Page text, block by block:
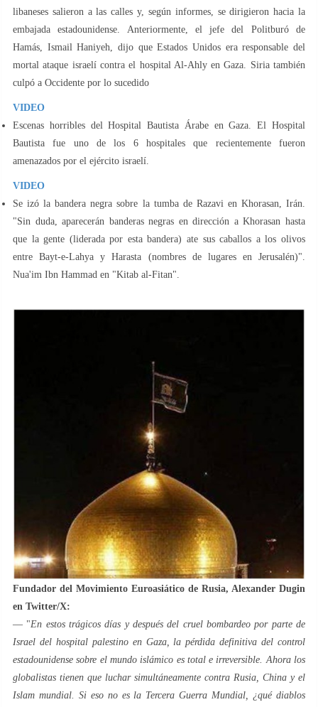
libaneses salieron a las calles y, según informes, se dirigieron hacia la
embajada estadounidense. Anteriormente, el jefe del Politburó de
Hamás, Ismail Haniyeh, dijo que Estados Unidos era responsable del
mortal ataque israelí contra el hospital Al-Ahly en Gaza. Siria también
culpó a Occidente por lo sucedido
VIDEO
Escenas horribles del Hospital Bautista Árabe en Gaza. El Hospital
Bautista fue uno de los 6 hospitales que recientemente fueron
amenazados por el ejército israelí.
VIDEO
Se izó la bandera negra sobre la tumba de Razavi en Khorasan, Irán.
"Sin duda, aparecerán banderas negras en dirección a Khorasan hasta
que la gente (liderada por esta bandera) ate sus caballos a los olivos
entre Bayt-e-Lahya y Harasta (nombres de lugares en Jerusalén)".
Nua'im Ibn Hammad en "Kitab al-Fitan".
Fundador del Movimiento Euroasiático de Rusia, Alexander Dugin
en Twitter/X:
— "En estos trágicos días y después del cruel bombardeo por parte de
Israel del hospital palestino en Gaza, la pérdida definitiva del control
estadounidense sobre el mundo islámico es total e irreversible. Ahora los
globalistas tienen que luchar simultáneamente contra Rusia, China y el
Islam mundial. Si eso no es la Tercera Guerra Mundial, ¿qué diablos